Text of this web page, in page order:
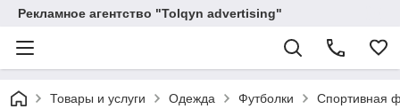
Рекламное агентство "Tolqyn advertising"
Товары и услуги Одежда Футболки Спортивная